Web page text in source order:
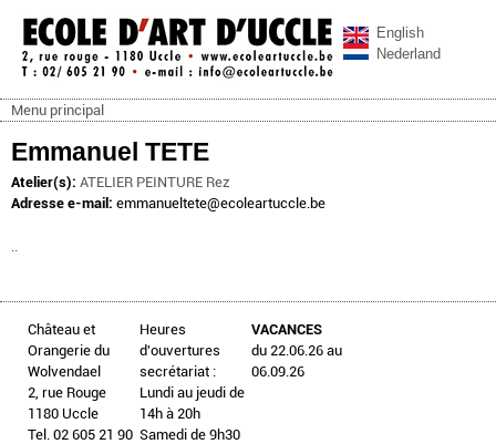
Aller au contenu principal
ecoleartuccle.be
English
Nederland
Menu principal
Menu principal
Emmanuel TETE
Atelier(s): ATELIER PEINTURE Rez
Adresse e-mail: emmanueltete@ecoleartuccle.be
..
Château et
Orangerie du
Wolvendael
2, rue Rouge
1180 Uccle
Tel. 02 605 21 90
Heures
d'ouvertures
secrétariat :
Lundi au jeudi de
14h à 20h
Samedi de 9h30
VACANCES
du 22.06.26 au
06.09.26